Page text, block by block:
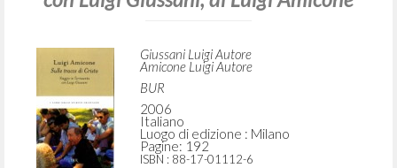
Giussani Luigi Autore
Amicone Luigi Autore
BUR
2006
Italiano
Luogo di edizione : Milano
Pagine: 192
ISBN : 88-17-01112-6